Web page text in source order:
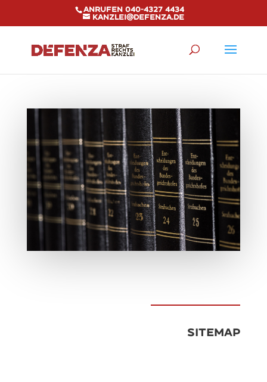
Anrufen 040-4327 4434
kanzlei@defenza.de
Sitemap